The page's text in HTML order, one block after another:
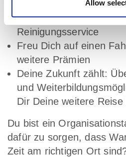
Allow
Wir stellen Dir
Sicherheitsschuhe,
Reinigungsservice
Freu Dich auf einen
weitere Prämien
Deine Zukunft zählt:
und
Dir Deine weitere
Du bist ein
dafür zu sorgen, dass
Zeit am richtigen Ort